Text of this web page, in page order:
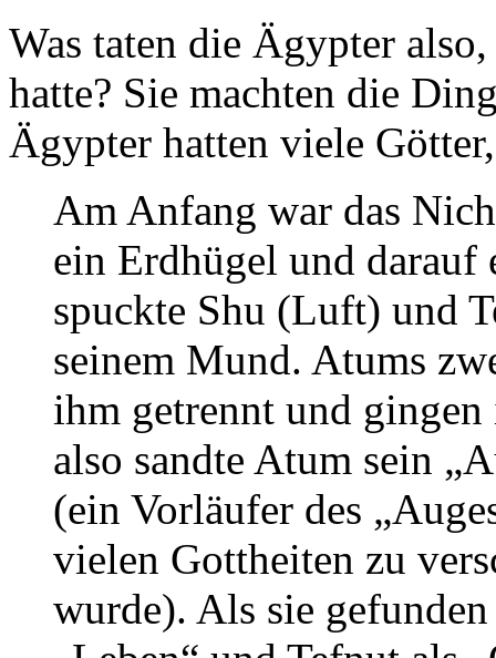
Was taten die Ägypter
hatte? Sie machten die
Ägypter hatten viele
Am Anfang war das
ein Erdhügel und darauf
spuckte Shu (Luft) und
seinem Mund. Atums
ihm getrennt und
also sandte Atum sein
(ein Vorläufer des
vielen Gottheiten zu
wurde). Als sie